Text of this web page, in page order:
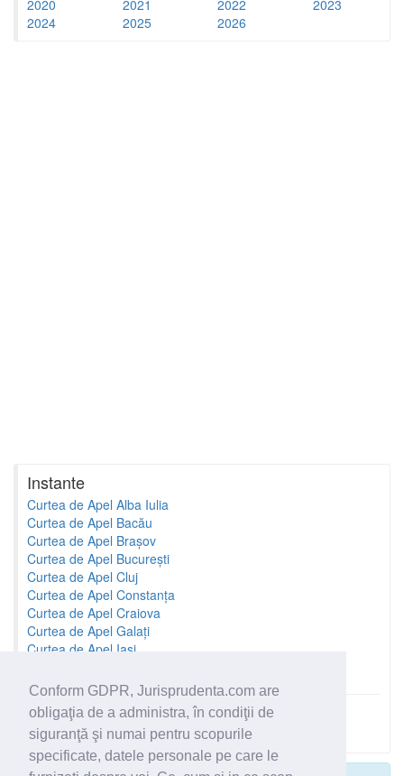
Conform GDPR, Jurisprudenta.com are
obligaţia de a administra, în condiţii de
siguranţă şi numai pentru scopurile
specificate, datele personale pe care le
2020
2021 2022
2023
2024
2025 2026
Instante
Curtea de Apel Alba Iulia
Curtea de Apel Bacău
Curtea de Apel Brașov
Curtea de Apel București
Curtea de Apel Cluj
Curtea de Apel Constanța
Curtea de Apel Craiova
Curtea de Apel Galați
Curtea de Apel Iași
Toate instantele